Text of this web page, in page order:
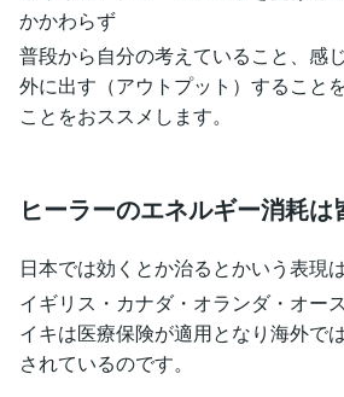
かかわらず
普段から自分の考えていること、感
外に出す（アウトプット）すること
ことをおススメします。
ヒーラーのエネルギー消耗は
日本では効くとか治るとかいう表現
イギリス・カナダ・オランダ・オー
イキは医療保険が適用となり海外で
されているのです。